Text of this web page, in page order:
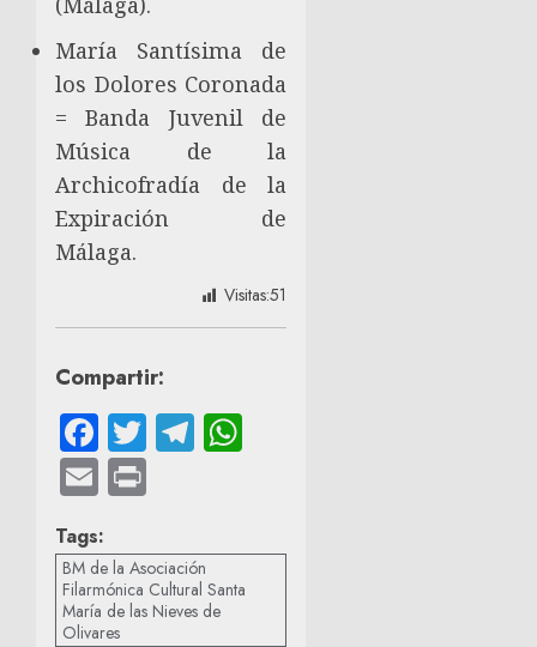
María Santísima de
los Dolores Coronada
= Banda Juvenil de
Música de la
Archicofradía de la
Expiración de
Málaga.
Visitas:51
Compartir:
Facebook
TwitterTelegram
Email
Tags:
BM de la Asociación
Filarmónica Cultural Santa
María de las Nieves de
Olivares